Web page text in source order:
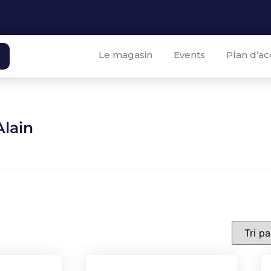
Le magasin Events Plan